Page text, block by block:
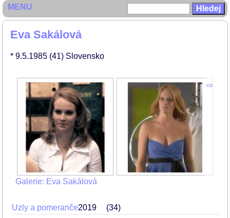
Eva Sakálová
* 9.5.1985 (41) Slovensko
Galerie: Eva Sakálová
Uzly a pomeranče2019 34
MENU